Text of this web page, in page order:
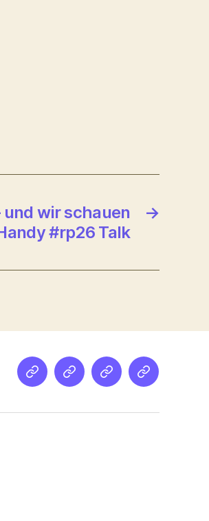
→
wir schauen
#rp26 Talk
Netz
Medienstreamletter
Podcast